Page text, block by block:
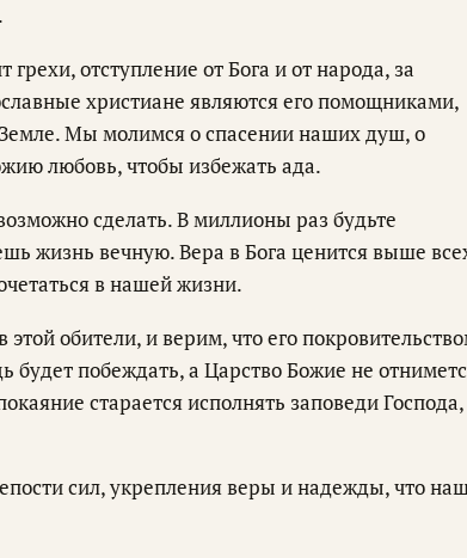
отступление от Бога и от народа, за
христиане являются его помощниками,
Мы молимся о спасении наших душ, о
любовь, чтобы избежать ада.
сделать. В миллионы раз будьте
жизнь вечную. Вера в Бога ценится выше
в нашей жизни.
обители, и верим, что его
будет побеждать, а Царство Божие не
старается исполнять заповеди Господа,
сил, укрепления веры и надежды, что